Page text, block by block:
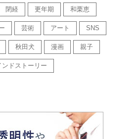
閉経 更年期 和栗恵
芸術 アート SNS
秋田犬 漫画 親子
ドストーリー